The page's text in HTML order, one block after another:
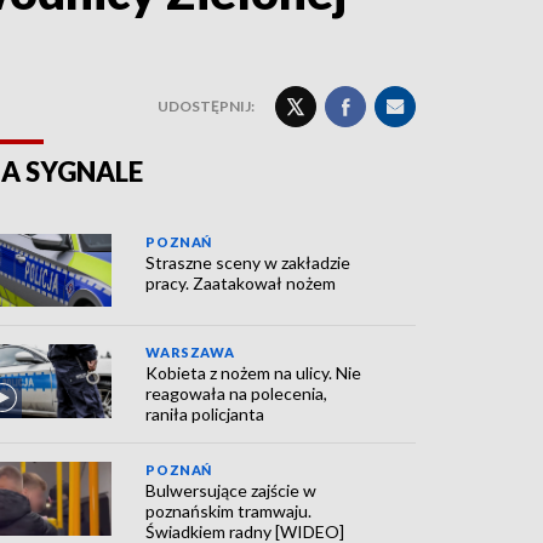
UDOSTĘPNIJ:
SYGNALE
POZNAŃ
Straszne sceny w zakładzie
pracy. Zaatakował nożem
WARSZAWA
Kobieta z nożem na ulicy. Nie
reagowała na polecenia,
raniła policjanta
POZNAŃ
Bulwersujące zajście w
poznańskim tramwaju.
Świadkiem radny [WIDEO]